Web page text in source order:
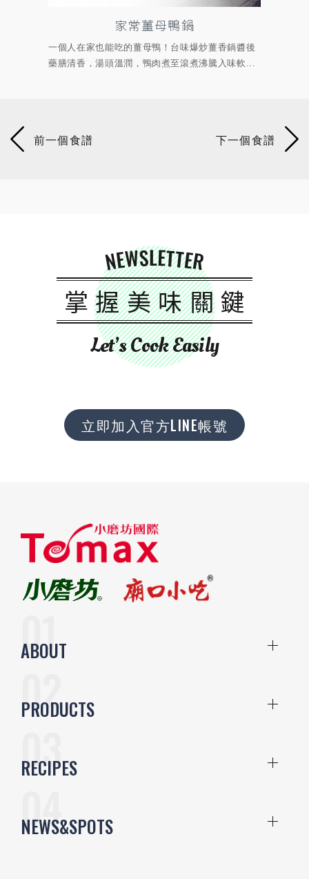
家常薑母鴨鍋
家也能吃的薑母鴨！台味爆炒薑香鍋醬後
，湯頭溫潤，鴨肉煮至滾煮沸騰入味軟...
醬醇甘美的小磨坊日式
烹煮而增添洋蔥香甜滋
NEWSLETTER
掌握美味關鍵
Let’s Cook Easily
立即加入官方LINE帳號
ABOUT
PRODUCTS
RECIPES
NEWS&SPOTS